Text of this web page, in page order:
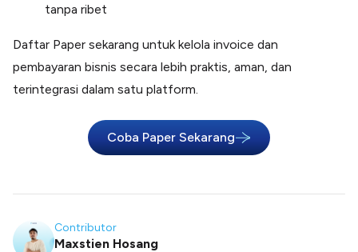
tanpa ribet
Daftar Paper sekarang untuk kelola invoice dan
pembayaran bisnis secara lebih praktis, aman, dan
terintegrasi dalam satu platform.
Coba Paper Sekarang
Contributor
Maxstien Hosang